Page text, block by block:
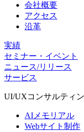
会社概要
アクセス
沿革
実績
セミナー・イベント
ニュース/リリース
サービス
UI/UXコンサルティ
AIメモリアル
Webサイト制作